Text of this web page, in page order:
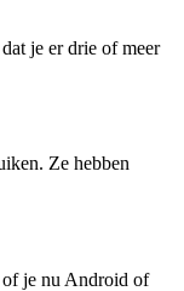
je er drie of meer
Ze hebben
of je nu Android of